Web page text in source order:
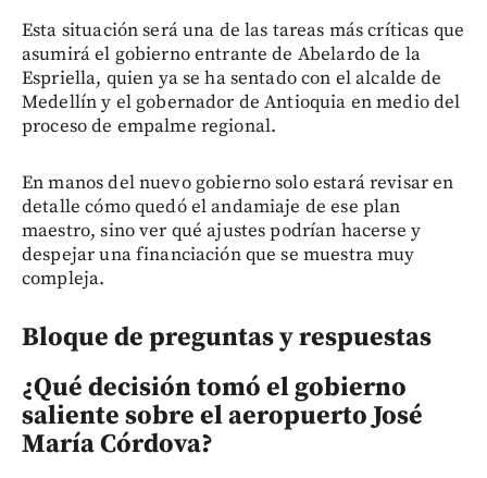
Esta situación será una de las tareas más críticas que
asumirá el gobierno entrante de Abelardo de la
Espriella, quien ya se ha sentado con el alcalde de
Medellín y el gobernador de Antioquia en medio del
proceso de empalme regional.
En manos del nuevo gobierno solo estará revisar en
detalle cómo quedó el andamiaje de ese plan
maestro, sino ver qué ajustes podrían hacerse y
despejar una financiación que se muestra muy
compleja.
Bloque de preguntas y respuestas
¿Qué decisión tomó el gobierno
saliente sobre el aeropuerto José
María Córdova?